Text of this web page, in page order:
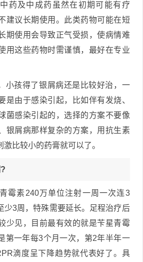
药及中成药虽然在初期可能有疗
建议长期使用。此类药物可能在短
期使用会导致正气受损，使病情难
用这些药物时需谨慎，最好在专业
小孩得了银屑病还是比较好治，一
是由于感染引起，比如伴有发烧、
菌感染引起的，选择的方案不要像
银屑病那样复杂的方案，用抗生素
比较小的药膏就可以了。
霉素240万单位注射一周一次连3
少3周，特殊需要延长。足程治疗后
少见，目前最有效的就是苄星青霉
第一年每3个月一次，第2年半年一
滴度呈下降趋势就代表好了。具